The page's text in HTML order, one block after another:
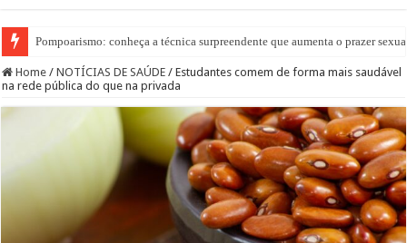
Pompoarismo: conheça a técnica surpreendente que aumenta o prazer
Home / NOTÍCIAS DE SAÚDE / Estudantes comem de forma mais saudável
na rede pública do que na privada